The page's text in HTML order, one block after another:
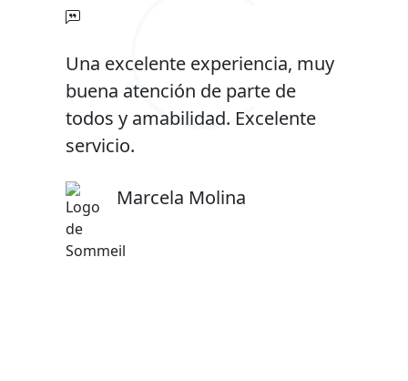
Una excelente experiencia, muy
buena atención de parte de
todos y amabilidad. Excelente
servicio.
Marcela Molina
Alejandro Cáceres